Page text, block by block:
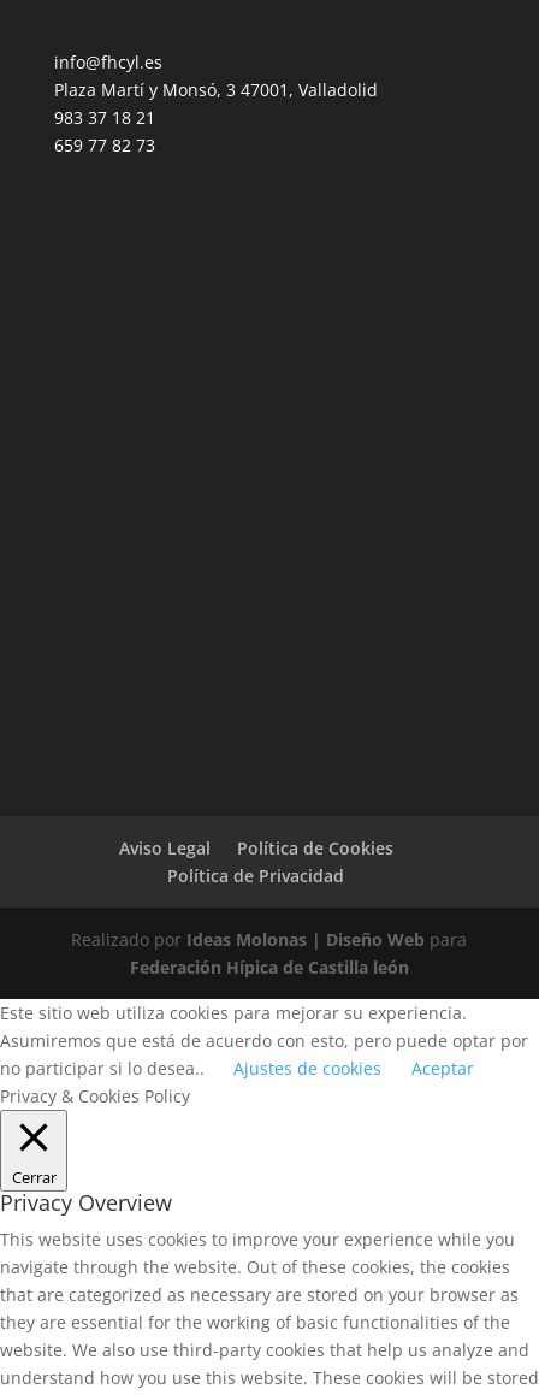
info@fhcyl.es
Plaza Martí y Monsó, 3 47001, Valladolid
983 37 18 21
659 77 82 73
Aviso Legal
Política de Cookies
Política de Privacidad
Realizado por Ideas Molonas | Diseño Web para
Federación Hípica de Castilla león
Este sitio web utiliza cookies para mejorar su experiencia.
Asumiremos que está de acuerdo con esto, pero puede optar por
no participar si lo desea..
Ajustes de cookies
Aceptar
Privacy & Cookies Policy
Cerrar
Privacy Overview
This website uses cookies to improve your experience while you
navigate through the website. Out of these cookies, the cookies
that are categorized as necessary are stored on your browser as
they are essential for the working of basic functionalities of the
website. We also use third-party cookies that help us analyze and
understand how you use this website. These cookies will be stored